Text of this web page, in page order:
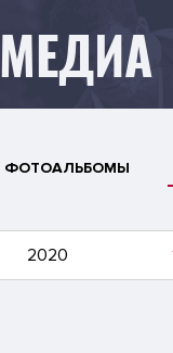
МЕДИА
ФОТОАЛЬБОМЫ
2020